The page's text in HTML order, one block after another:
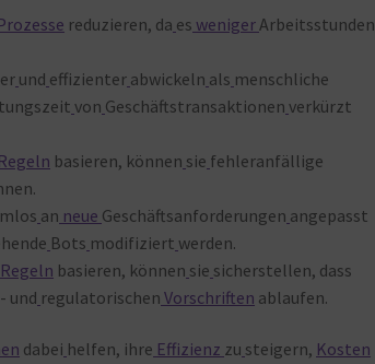
reduzieren, da es weniger Arbeitsstunden
und effizienter abwickeln als menschliche
von Geschäftstransaktionen verkürzt
Regeln basieren, können sie fehleranfällige
an neue Geschäftsanforderungen angepasst
Bots modifiziert werden.
Regeln basieren, können sie sicherstellen, dass
und regulatorischen Vorschriften ablaufen.
dabei helfen, ihre Effizienz zu steigern, Kosten